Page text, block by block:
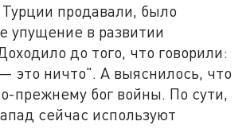
продавали, было
упущение в развитии
до того, что говорили:
это ничто". А выяснилось, что
прежнему бог войны. По сути,
сейчас используют